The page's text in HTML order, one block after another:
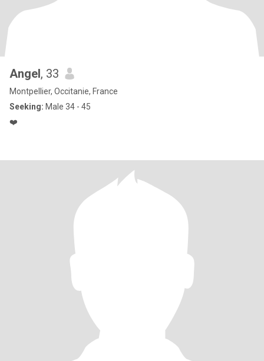
Angel, 33
Montpellier, Occitanie, France
Seeking: Male 34 - 45
❤️